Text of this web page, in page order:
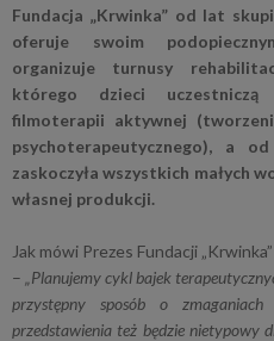
Fundacja „Krwinka” od lat
oferuje swoim
organizuje turnusy
którego dzieci
filmoterapii aktywnej
psychoterapeutycznego), a
zaskoczyła wszystkich małych
własnej produkcji.
Jak mówi Prezes Fundacji „Krwinka”
– „Planujemy cykl bajek
przystępny sposób o
przedstawienia też będzie nietypowy